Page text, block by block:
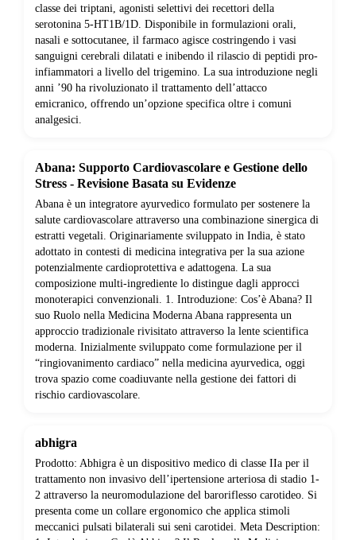
classe dei triptani, agonisti selettivi dei recettori della
serotonina 5-HT1B/1D. Disponibile in formulazioni orali,
nasali e sottocutanee, il farmaco agisce costringendo i vasi
sanguigni cerebrali dilatati e inibendo il rilascio di peptidi pro-
infiammatori a livello del trigemino. La sua introduzione negli
anni ’90 ha rivoluzionato il trattamento dell’attacco
emicranico, offrendo un’opzione specifica oltre i comuni
analgesici.
Abana: Supporto Cardiovascolare e Gestione dello
Stress - Revisione Basata su Evidenze
Abana è un integratore ayurvedico formulato per sostenere la
salute cardiovascolare attraverso una combinazione sinergica di
estratti vegetali. Originariamente sviluppato in India, è stato
adottato in contesti di medicina integrativa per la sua azione
potenzialmente cardioprotettiva e adattogena. La sua
composizione multi-ingrediente lo distingue dagli approcci
monoterapici convenzionali. 1. Introduzione: Cos’è Abana? Il
suo Ruolo nella Medicina Moderna Abana rappresenta un
approccio tradizionale rivisitato attraverso la lente scientifica
moderna. Inizialmente sviluppato come formulazione per il
“ringiovanimento cardiaco” nella medicina ayurvedica, oggi
trova spazio come coadiuvante nella gestione dei fattori di
rischio cardiovascolare.
abhigra
Prodotto: Abhigra è un dispositivo medico di classe IIa per il
trattamento non invasivo dell’ipertensione arteriosa di stadio 1-
2 attraverso la neuromodulazione del baroriflesso carotideo. Si
presenta come un collare ergonomico che applica stimoli
meccanici pulsati bilaterali sui seni carotidei. Meta Description: